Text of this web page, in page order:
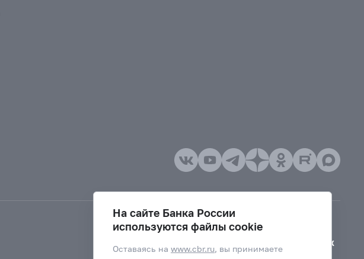
Версия для слабовидящих
На сайте Банка России
используются файлы cookie
Оставаясь наwww.cbr.ru, вы принимаете